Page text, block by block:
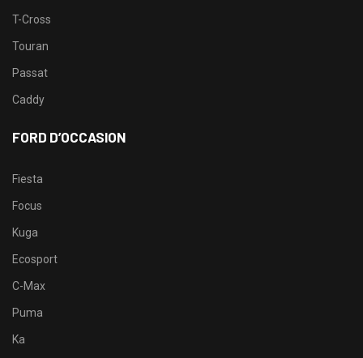
T-Cross
Touran
Passat
Caddy
FORD D’OCCASION
Fiesta
Focus
Kuga
Ecosport
C-Max
Puma
Ka